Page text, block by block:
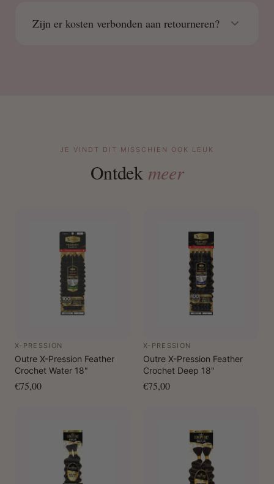
Zijn er kosten verbonden aan retourneren?
JE VINDT DIT MISSCHIEN OOK LEUK
Ontdek meer
X-PRESSION
Outre X-Pression Feather
Crochet Water 18"
€75,00
X-PRESSION
Outre X-Pression Feather
Crochet Deep 18"
€75,00